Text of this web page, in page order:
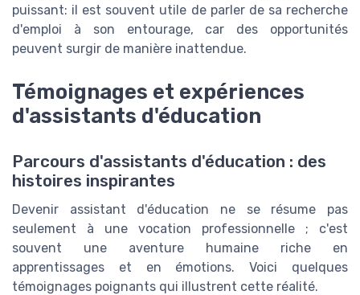
puissant: il est souvent utile de parler de sa recherche
d'emploi à son entourage, car des opportunités
peuvent surgir de manière inattendue.
Témoignages et expériences
d'assistants d'éducation
Parcours d'assistants d'éducation : des
histoires inspirantes
Devenir assistant d'éducation ne se résume pas
seulement à une vocation professionnelle ; c'est
souvent une aventure humaine riche en
apprentissages et en émotions. Voici quelques
témoignages poignants qui illustrent cette réalité.